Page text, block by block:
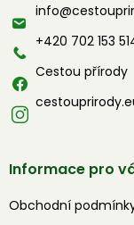
t info@
+420 702 153
Cestou přírody
Informace pro
Obchodní